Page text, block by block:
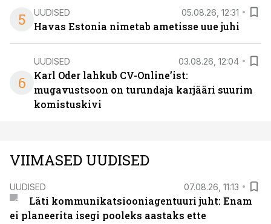
5 UUDISED 05.08.26, 12:31
Havas Estonia nimetab ametisse uue juhi
6
UUDISED 03.08.26, 12:04
Karl Oder lahkub CV-Online’ist:
mugavustsoon on turundaja karjääri suurim
komistuskivi
VIIMASED UUDISED
UUDISED 07.08.26, 11:13
Läti kommunikatsiooniagentuuri juht: Enam
ei planeerita isegi pooleks aastaks ette